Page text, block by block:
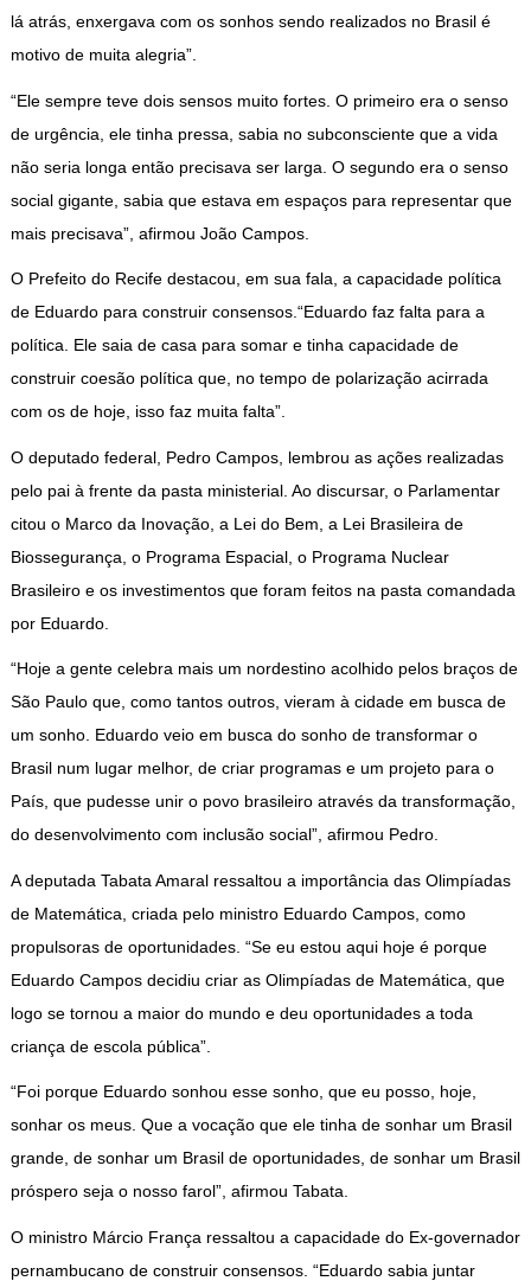
lá atrás, enxergava com os sonhos sendo realizados no Brasil é
motivo de muita alegria”.
“Ele sempre teve dois sensos muito fortes. O primeiro era o senso
de urgência, ele tinha pressa, sabia no subconsciente que a vida
não seria longa então precisava ser larga. O segundo era o senso
social gigante, sabia que estava em espaços para representar que
mais precisava”, afirmou João Campos.
O Prefeito do Recife destacou, em sua fala, a capacidade política
de Eduardo para construir consensos.“Eduardo faz falta para a
política. Ele saia de casa para somar e tinha capacidade de
construir coesão política que, no tempo de polarização acirrada
com os de hoje, isso faz muita falta”.
O deputado federal, Pedro Campos, lembrou as ações realizadas
pelo pai à frente da pasta ministerial. Ao discursar, o Parlamentar
citou o Marco da Inovação, a Lei do Bem, a Lei Brasileira de
Biossegurança, o Programa Espacial, o Programa Nuclear
Brasileiro e os investimentos que foram feitos na pasta comandada
por Eduardo.
“Hoje a gente celebra mais um nordestino acolhido pelos braços de
São Paulo que, como tantos outros, vieram à cidade em busca de
um sonho. Eduardo veio em busca do sonho de transformar o
Brasil num lugar melhor, de criar programas e um projeto para o
País, que pudesse unir o povo brasileiro através da transformação,
do desenvolvimento com inclusão social”, afirmou Pedro.
A deputada Tabata Amaral ressaltou a importância das Olimpíadas
de Matemática, criada pelo ministro Eduardo Campos, como
propulsoras de oportunidades. “Se eu estou aqui hoje é porque
Eduardo Campos decidiu criar as Olimpíadas de Matemática, que
logo se tornou a maior do mundo e deu oportunidades a toda
criança de escola pública”.
“Foi porque Eduardo sonhou esse sonho, que eu posso, hoje,
sonhar os meus. Que a vocação que ele tinha de sonhar um Brasil
grande, de sonhar um Brasil de oportunidades, de sonhar um Brasil
próspero seja o nosso farol”, afirmou Tabata.
O ministro Márcio França ressaltou a capacidade do Ex-governador
pernambucano de construir consensos. “Eduardo sabia juntar